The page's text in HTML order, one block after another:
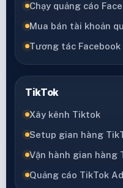
Chạy quảng cáo
Mua bán tài khoản
Tương tác Facebook
TikTok
Xây kênh Tiktok
Setup gian hàng
Vận hành gian hàng
Quảng cáo TikTok